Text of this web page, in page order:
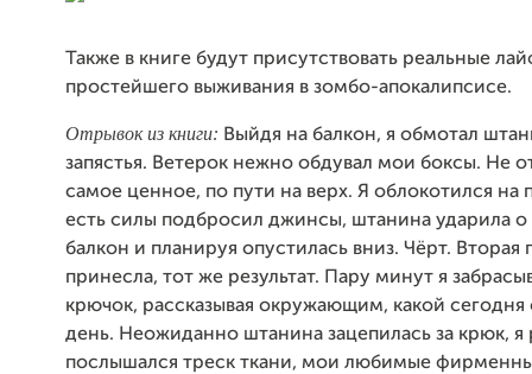
Также в книге будут присутствовать реальные
простейшего выживания в зомбо-апокалипсисе.
Отрывок из книги: Выйдя на балкон, я обмотал
запястья. Ветерок нежно обдувал мои боксы. Не
самое ценное, по пути на верх. Я облокотился на
есть силы подбросил джинсы, штанина ударила о
балкон и планируя опустилась вниз. Чёрт. Вторая
принесла, тот же результат. Пару минут я
крючок, рассказывая окружающим, какой сегодня
день. Неожиданно штанина зацепилась за крюк, я
послышался треск ткани, мои любимые